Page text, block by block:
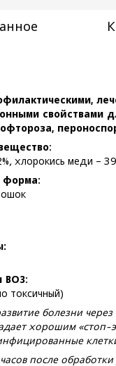
свойствами
:
хлорокись меди –
форма:
ВОЗ:
токсичный)
болезни
хорошим «стоп-
после